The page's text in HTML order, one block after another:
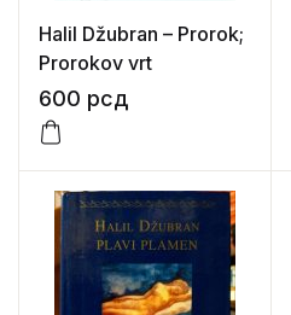
Halil Džubran – Prorok;
Prorokov vrt
600 рсд